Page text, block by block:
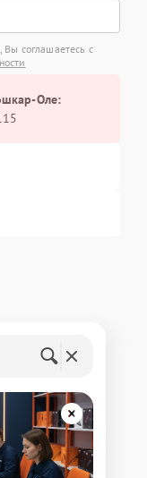
Вы соглашаетесь с
Оле: